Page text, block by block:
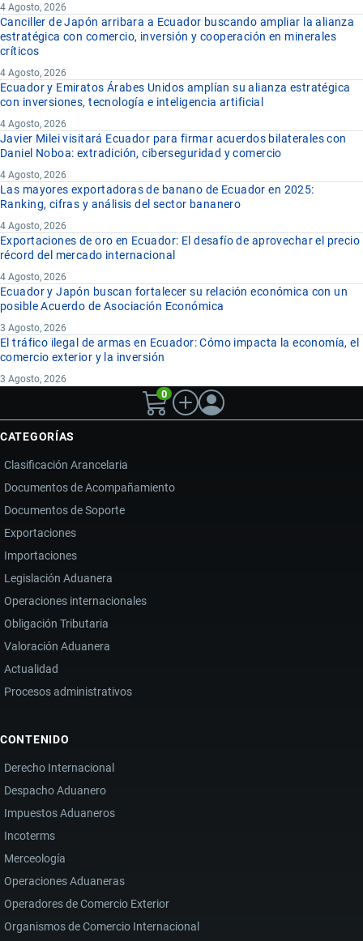
4 Agosto, 2026
Canciller de Japón arribara a Ecuador buscando ampliar la alianza
estratégica con comercio, inversión y cooperación en minerales
críticos
4 Agosto, 2026
Ecuador y Emiratos Árabes Unidos amplían su alianza estratégica
con inversiones, tecnología e inteligencia artificial
4 Agosto, 2026
Javier Milei visitará Ecuador para firmar acuerdos bilaterales con
Daniel Noboa: extradición, ciberseguridad y comercio
4 Agosto, 2026
Las mayores exportadoras de banano de Ecuador en 2025:
Ranking, cifras y análisis del sector bananero
4 Agosto, 2026
Exportaciones de oro en Ecuador: El desafío de aprovechar el precio
récord del mercado internacional
4 Agosto, 2026
Ecuador y Japón buscan fortalecer su relación económica con un
posible Acuerdo de Asociación Económica
3 Agosto, 2026
El tráfico ilegal de armas en Ecuador: Cómo impacta la economía, el
comercio exterior y la inversión
3 Agosto, 2026
0
CATEGORÍAS
Clasificación Arancelaria
Documentos de Acompañamiento
Documentos de Soporte
Exportaciones
Importaciones
Legislación Aduanera
Operaciones internacionales
Obligación Tributaria
Valoración Aduanera
Actualidad
Procesos administrativos
CONTENIDO
Derecho Internacional
Despacho Aduanero
Impuestos Aduaneros
Incoterms
Merceología
Operaciones Aduaneras
Operadores de Comercio Exterior
Organismos de Comercio Internacional